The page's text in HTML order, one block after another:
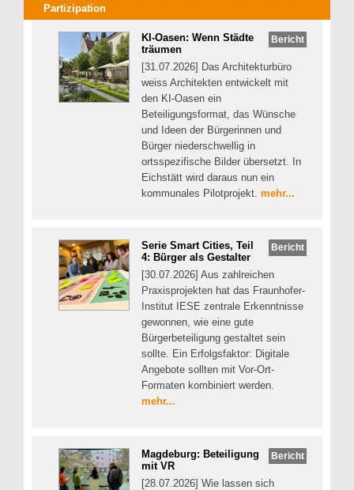
Partizipation
Bericht
KI-Oasen: Wenn Städte
träumen
[31.07.2026] Das Architekturbüro
weiss Architekten entwickelt mit
den KI-Oasen ein
Beteiligungsformat, das Wünsche
und Ideen der Bürgerinnen und
Bürger niederschwellig in
ortsspezifische Bilder übersetzt. In
Eichstätt wird daraus nun ein
kommunales Pilotprojekt. mehr...
Bericht
Serie Smart Cities, Teil
4: Bürger als Gestalter
[30.07.2026] Aus zahlreichen
Praxisprojekten hat das Fraunhofer-
Institut IESE zentrale Erkenntnisse
gewonnen, wie eine gute
Bürgerbeteiligung gestaltet sein
sollte. Ein Erfolgsfaktor: Digitale
Angebote sollten mit Vor-Ort-
Formaten kombiniert werden.
mehr...
Bericht
Magdeburg: Beteiligung
mit VR
[28.07.2026] Wie lassen sich